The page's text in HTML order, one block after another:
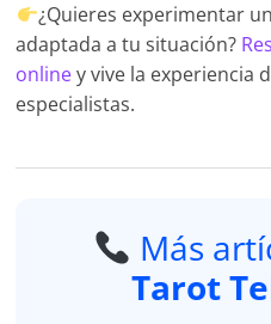
¿Quieres experimentar
adaptada a tu situación?
onliney vive la experiencia
especialistas.
Más
Tarot